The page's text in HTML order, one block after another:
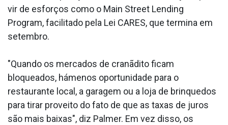
vir de esforços como o Main Street Lending
Program, facilitado pela Lei CARES, que termina em
setembro.
"Quando os mercados de cranãdito ficam
bloqueados, hámenos oportunidade para o
restaurante local, a garagem ou a loja de brinquedos
para tirar proveito do fato de que as taxas de juros
são mais baixas", diz Palmer. Em vez disso, os